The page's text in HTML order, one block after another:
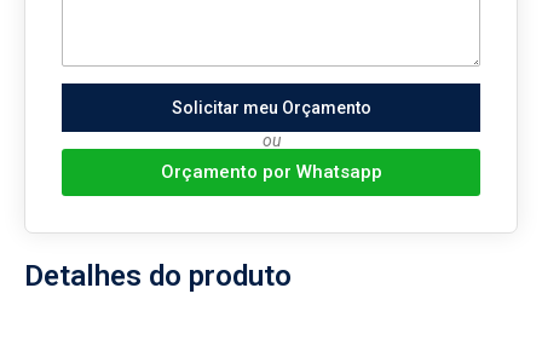
Solicitar meu Orçamento
ou
Orçamento por Whatsapp
Detalhes do produto